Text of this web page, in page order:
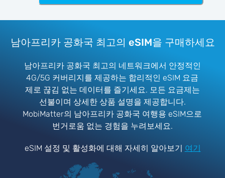
남아프리카 공화국 최고의 eSIM을 구매하세요
남아프리카 공화국 최고의 네트워크에서 안정적인
4G/5G 커버리지를 제공하는 합리적인 eSIM 요금
제로 끊김 없는 데이터를 즐기세요. 모든 요금제는
선불이며 상세한 상품 설명을 제공합니다.
MobiMatter의 남아프리카 공화국 여행용 eSIM으로
번거로움 없는 경험을 누려보세요.
eSIM 설정 및 활성화에 대해 자세히 알아보기 여기